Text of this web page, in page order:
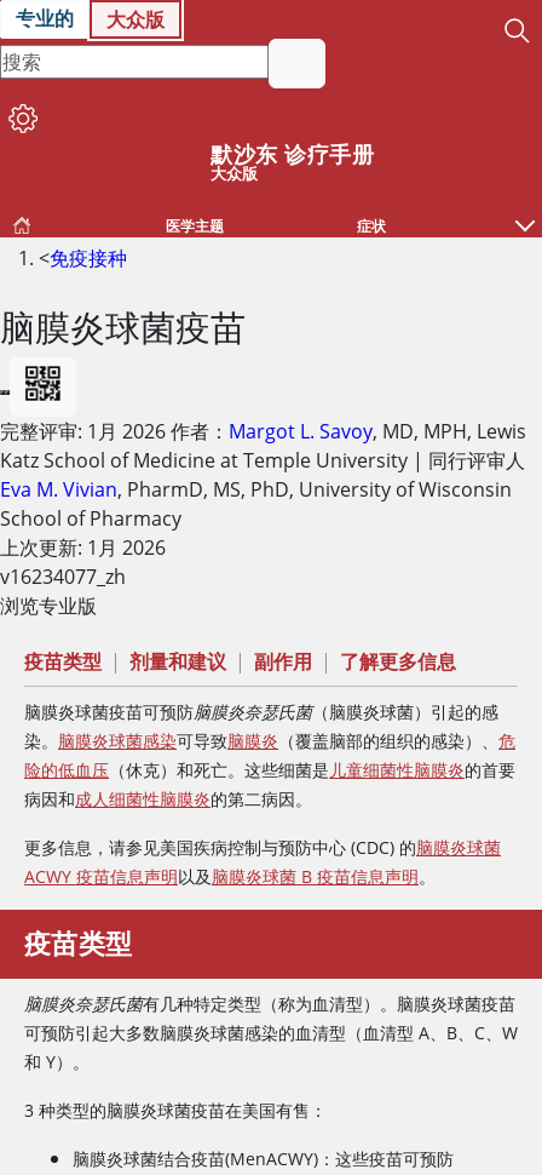
专业的 大众版
默沙东 诊疗手册
大众版
医学主题 症状
<免疫接种
脑膜炎球菌疫苗
完整评审: 1月 2026作者： Margot L. Savoy, MD, MPH, Lewis
Katz School of Medicine at Temple University | 同行评审人
Eva M. Vivian, PharmD, MS, PhD, University of Wisconsin
School of Pharmacy
上次更新: 1月 2026
v16234077_zh
浏览专业版
疫苗类型 | 剂量和建议 | 副作用 | 了解更多信息
脑膜炎球菌疫苗可预防脑膜炎奈瑟氏菌（脑膜炎球菌）引起的感
染。 脑膜炎球菌感染可导致脑膜炎 （覆盖脑部的组织的感染）、 危
险的低血压 （休克）和死亡。这些细菌是儿童细菌性脑膜炎的首要
病因和成人细菌性脑膜炎的第二病因。
更多信息，请参见美国疾病控制与预防中心 (CDC) 的脑膜炎球菌
ACWY 疫苗信息声明以及脑膜炎球菌 B 疫苗信息声明。
疫苗类型
脑膜炎奈瑟氏菌有几种特定类型（称为血清型）。脑膜炎球菌疫苗
可预防引起大多数脑膜炎球菌感染的血清型（血清型 A、B、C、W
和 Y）。
3 种类型的脑膜炎球菌疫苗在美国有售：
脑膜炎球菌结合疫苗(MenACWY)：这些疫苗可预防